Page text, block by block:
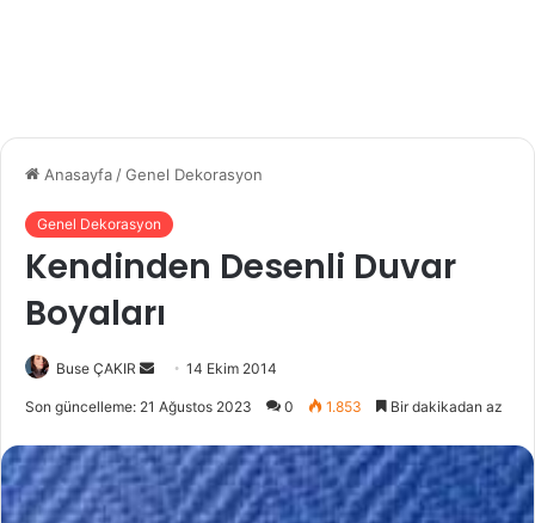
Anasayfa /Genel Dekorasyon
Genel Dekorasyon
Kendinden Desenli Duvar
Boyaları
Buse ÇAKIR
e
-
p
14 Ekim 2014
Son güncelleme: 21 Ağustos 2023 0 1.853 Bir dakikadan az